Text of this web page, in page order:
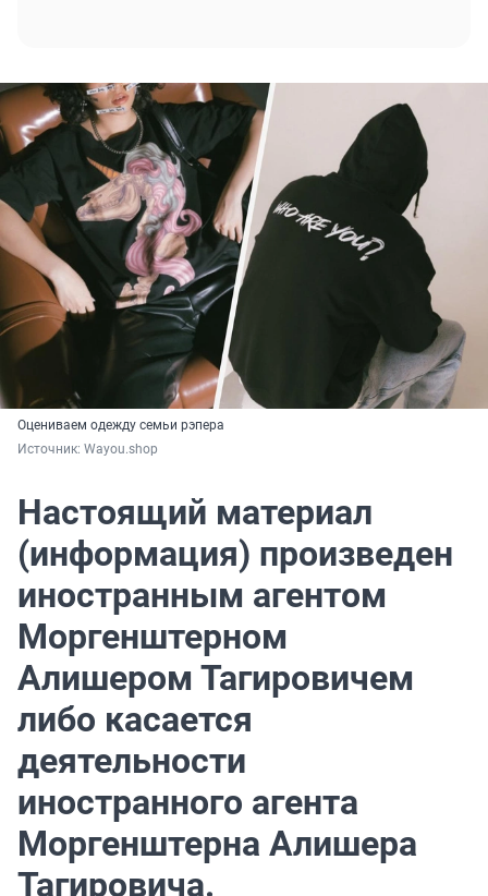
Оцениваем одежду семьи рэпера
Источник: Wayou.shop
Настоящий материал
(информация) произведен
иностранным агентом
Моргенштерном
Алишером Тагировичем
либо касается
деятельности
иностранного агента
Моргенштерна Алишера
Тагировича.